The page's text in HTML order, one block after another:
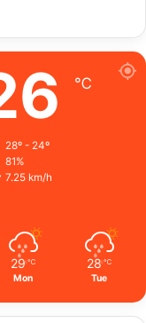
℃
28º - 24º
81%
7.25 km/h
29 ℃
Mon
28 ℃
Tue